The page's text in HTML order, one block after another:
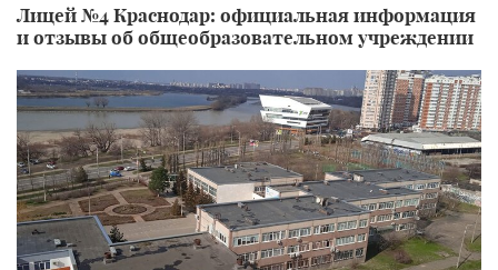
Лицей №4 Краснодар: официальная информация
и отзывы об общеобразовательном учреждении